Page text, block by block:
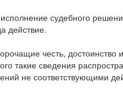
судебного
действие.
честь,
такие сведения
не соответствующими